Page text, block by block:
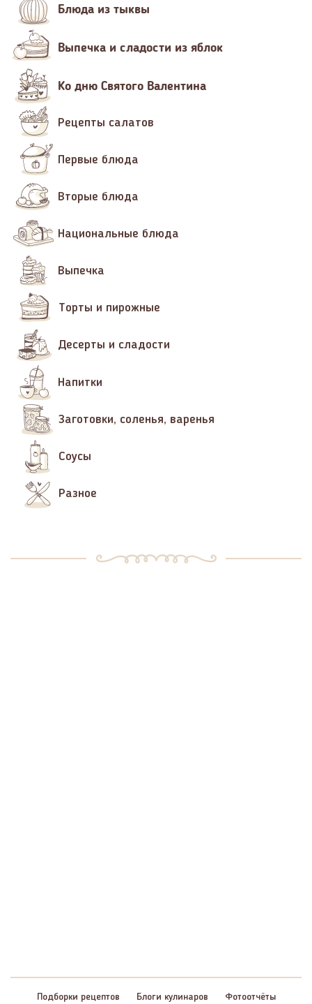
Блюда из тыквы
Выпечка и сладости из яблок
Ко дню Святого Валентина
Рецепты салатов
Первые блюда
Вторые блюда
Национальные блюда
Выпечка
Торты и пирожные
Десерты и сладости
Напитки
Заготовки, соленья, варенья
Соусы
Разное
Подборки рецептов Блоги кулинаров Фотоотчёты